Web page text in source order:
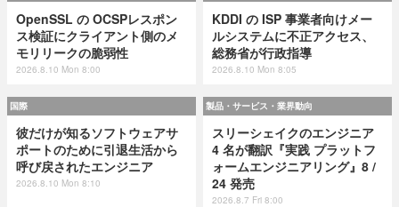
OpenSSL の OCSPレスポン
ス検証にクライアント側のメ
モリリークの脆弱性
2026.8.10 Mon 8:00
KDDI の ISP 事業者向けメー
ルシステムに不正アクセス、
総務省が行政指導
2026.8.10 Mon 8:05
国際
彼だけが知るソフトウェアサ
ポートのために引退生活から
呼び戻されたエンジニア
2026.8.10 Mon 8:10
製品・サービス・業界動向
スリーシェイクのエンジニア
4 名が翻訳『実践 プラットフ
ォームエンジニアリング』8 /
24 発売
2026.8.7 Fri 8:00